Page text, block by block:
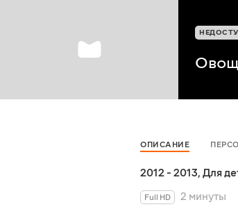
ОПИСАНИЕ
2012 - 2013, Для
Full HD
2 минуты